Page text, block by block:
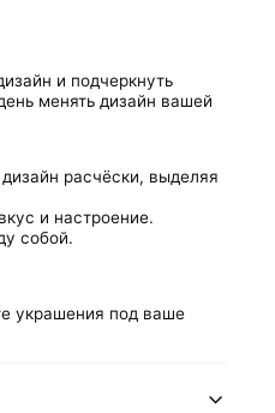
и подчеркнуть
менять дизайн вашей
расчёски, выделяя
и настроение.
собой.
украшения под ваше